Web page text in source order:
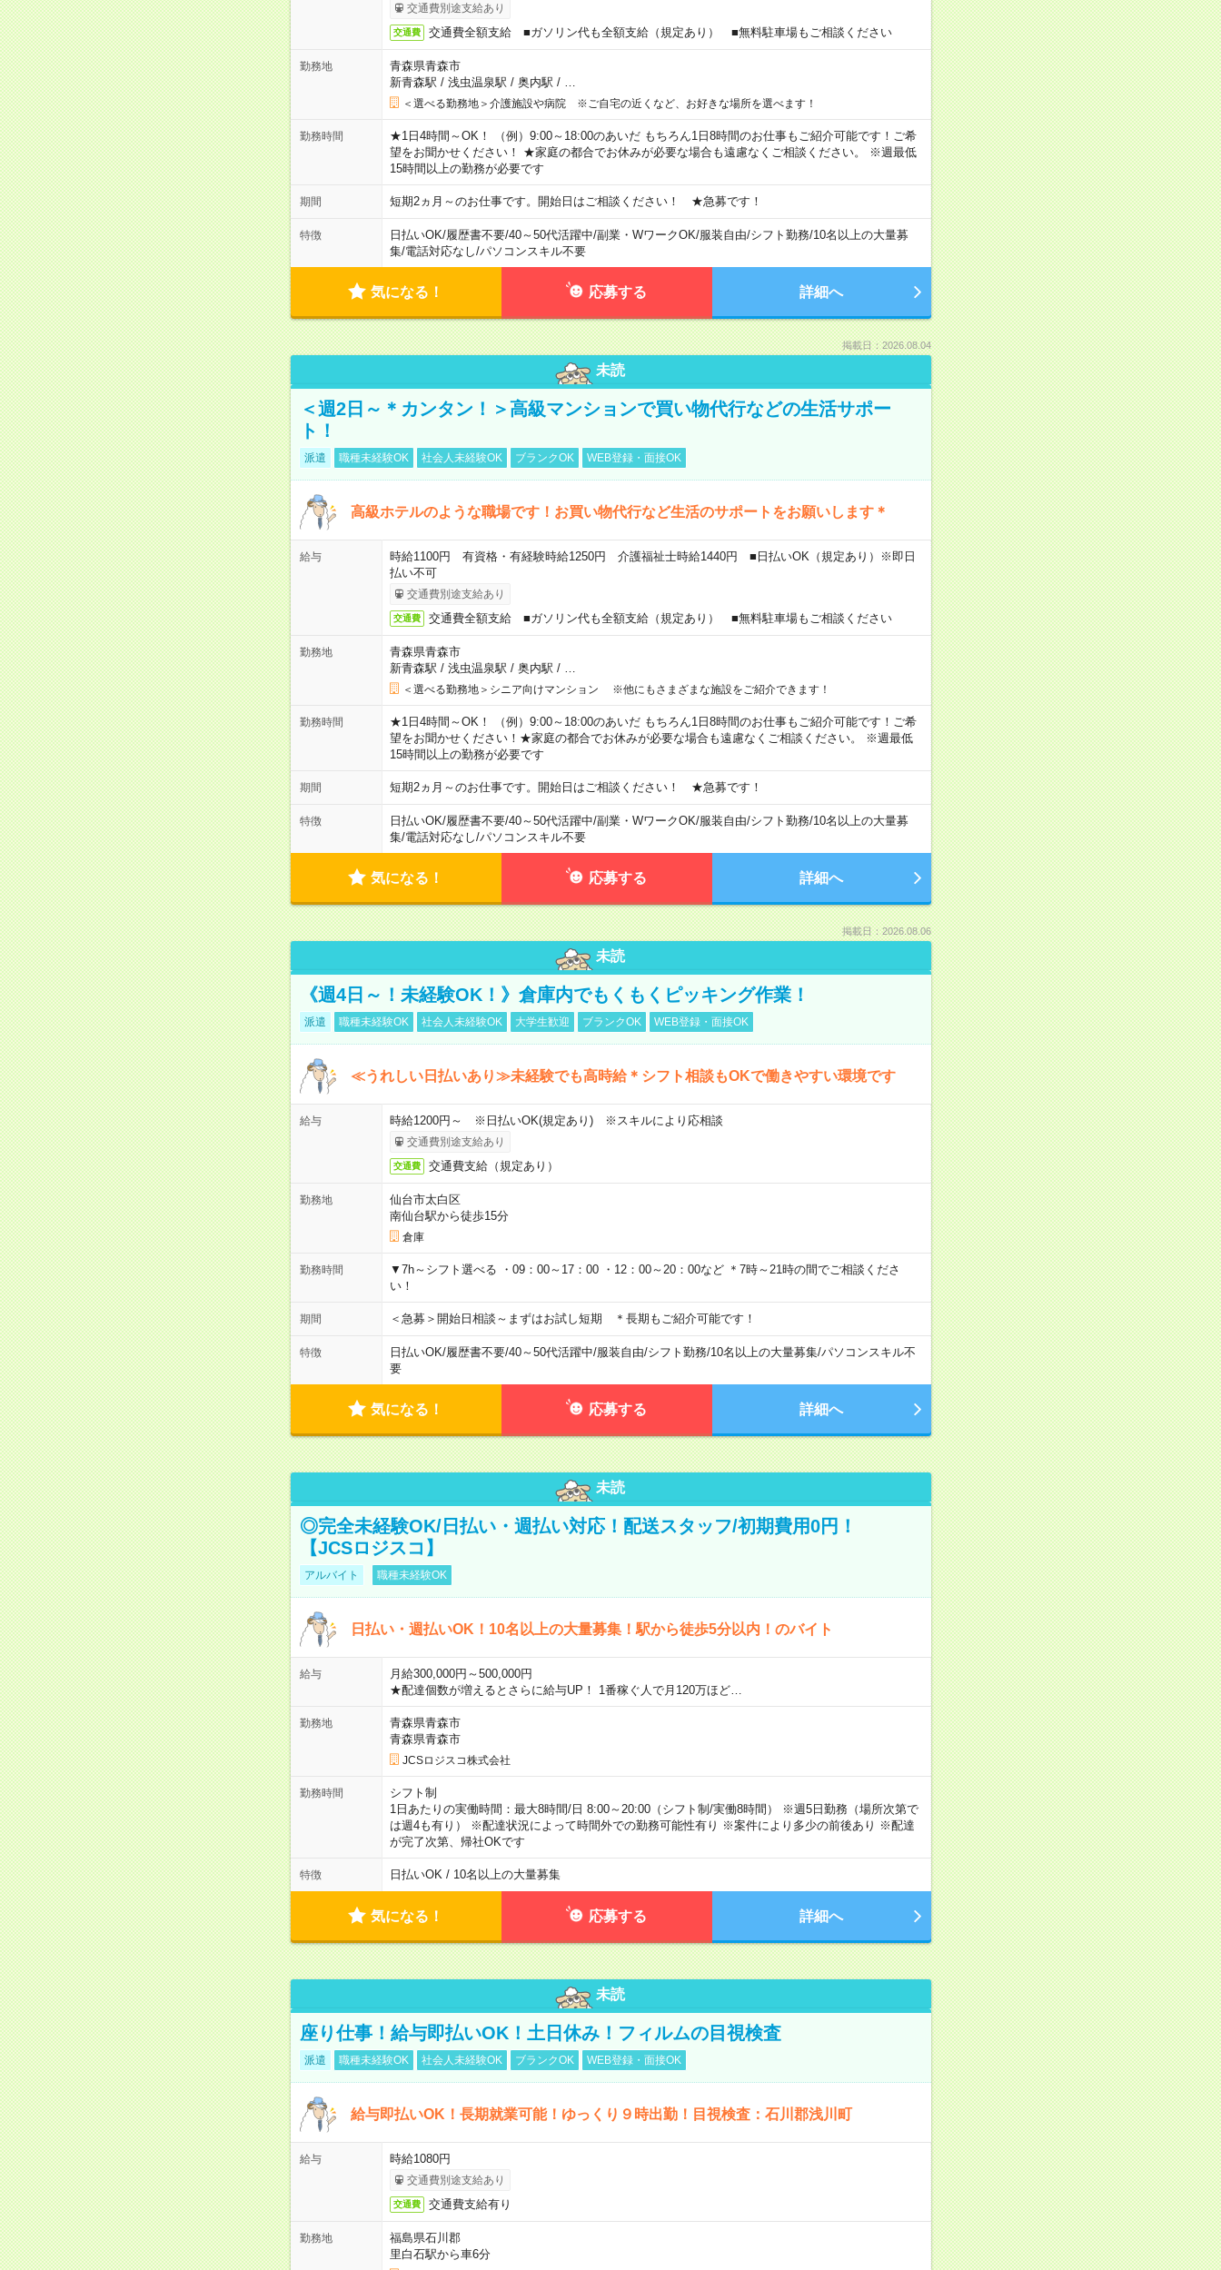
交通費別途支給あり
交通費 交通費全額支給 ■ガソリン代も全額支給（規定あり） ■無料駐車場もご相談ください
勤務地
青森県青森市
新青森駅 / 浅虫温泉駅 / 奥内駅 /
＜選べる勤務地＞介護施設や病院 ※ご自宅の近くなど、お好きな場所を選べます！
勤務時間
★1日4時間～OK！ （例）9:00～18:00のあいだ もちろん1日8時間のお仕事もご紹介可能です！ご希
望をお聞かせください！ ★家庭の都合でお休みが必要な場合も遠慮なくご相談ください。 ※週最低
15時間以上の勤務が必要です
期間 短期2ヵ月～のお仕事です。開始日はご相談ください！ ★急募です！
特徴 日払いOK/履歴書不要/40～50代活躍中/副業・WワークOK/服装自由/シフト勤務/10名以上の大量募
集/電話対応なし/パソコンスキル不要
気になる！ 応募する 詳細へ
掲載日：2026.08.04
未読
＜週2日～＊カンタン！＞高級マンションで買い物代行などの生活サポー
ト！
派遣 職種未経験OK 社会人未経験OK ブランクOK WEB登録・面接OK
高級ホテルのような職場です！お買い物代行など生活のサポートをお願いします＊
給与
時給1100円 有資格・有経験時給1250円 介護福祉士時給1440円 ■日払いOK（規定あり）※即日
払い不可
交通費別途支給あり
交通費 交通費全額支給 ■ガソリン代も全額支給（規定あり） ■無料駐車場もご相談ください
勤務地
青森県青森市
新青森駅 / 浅虫温泉駅 / 奥内駅 /
＜選べる勤務地＞シニア向けマンション ※他にもさまざまな施設をご紹介できます！
勤務時間
★1日4時間～OK！ （例）9:00～18:00のあいだ もちろん1日8時間のお仕事もご紹介可能です！ご希
望をお聞かせください！★家庭の都合でお休みが必要な場合も遠慮なくご相談ください。 ※週最低
15時間以上の勤務が必要です
期間 短期2ヵ月～のお仕事です。開始日はご相談ください！ ★急募です！
特徴 日払いOK/履歴書不要/40～50代活躍中/副業・WワークOK/服装自由/シフト勤務/10名以上の大量募
集/電話対応なし/パソコンスキル不要
気になる！ 応募する 詳細へ
掲載日：2026.08.06
未読
《週4日～！未経験OK！》倉庫内でもくもくピッキング作業！
派遣 職種未経験OK 社会人未経験OK 大学生歓迎 ブランクOK WEB登録・面接OK
≪うれしい日払いあり≫未経験でも高時給＊シフト相談もOKで働きやすい環境です
給与 時給1200円～ ※日払いOK(規定あり) ※スキルにより応相談
交通費別途支給あり
交通費 交通費支給（規定あり）
勤務地
仙台市太白区
南仙台駅から徒歩15分
倉庫
勤務時間
▼7h～シフト選べる ・09：00～17：00 ・12：00～20：00など ＊7時～21時の間でご相談くださ
い！
期間 ＜急募＞開始日相談～まずはお試し短期 ＊長期もご紹介可能です！
特徴 日払いOK/履歴書不要/40～50代活躍中/服装自由/シフト勤務/10名以上の大量募集/パソコンスキル不
要
気になる！ 応募する 詳細へ
未読
◎完全未経験OK/日払い・週払い対応！配送スタッフ/初期費用0円！
【JCSロジスコ】
アルバイト 職種未経験OK
日払い・週払いOK！10名以上の大量募集！駅から徒歩5分以内！のバイト
給与
月給300,000円～500,000円
★配達個数が増えるとさらに給与UP！ 1番稼ぐ人で月120万ほど…
勤務地
青森県青森市
青森県青森市
JCSロジスコ株式会社
勤務時間
シフト制
1日あたりの実働時間：最大8時間/日 8:00～20:00（シフト制/実働8時間） ※週5日勤務（場所次第で
は週4も有り） ※配達状況によって時間外での勤務可能性有り ※案件により多少の前後あり ※配達
が完了次第、帰社OKです
特徴 日払いOK / 10名以上の大量募集
気になる！ 応募する 詳細へ
未読
座り仕事！給与即払いOK！土日休み！フィルムの目視検査
派遣 職種未経験OK 社会人未経験OK ブランクOK WEB登録・面接OK
給与即払いOK！長期就業可能！ゆっくり９時出勤！目視検査：石川郡浅川町
給与 時給1080円
交通費別途支給あり
交通費 交通費支給有り
勤務地
福島県石川郡
里白石駅から車6分